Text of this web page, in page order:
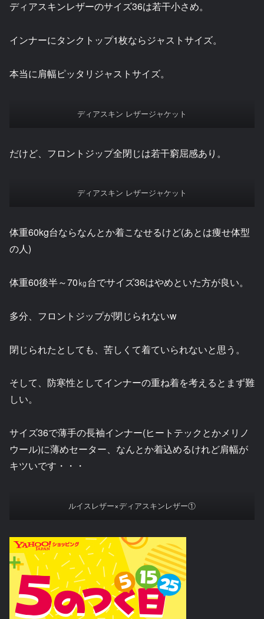
ディアスキンレザーのサイズ36は若干小さめ。
インナーにタンクトップ1枚ならジャストサイズ。
本当に肩幅ピッタリジャストサイズ。
ディアスキン レザージャケット
だけど、フロントジップ全閉じは若干窮屈感あり。
ディアスキン レザージャケット
体重60kg台ならなんとか着こなせるけど(あとは痩せ体型
の人)
体重60後半～70㎏台でサイズ36はやめといた方が良い。
多分、フロントジップが閉じられないw
閉じられたとしても、苦しくて着ていられないと思う。
そして、防寒性としてインナーの重ね着を考えるとまず難
しい。
サイズ36で薄手の長袖インナー(ヒートテックとかメリノ
ウール)に薄めセーター、なんとか着込めるけれど肩幅が
キツいです・・・
ルイスレザー×ディアスキンレザー①